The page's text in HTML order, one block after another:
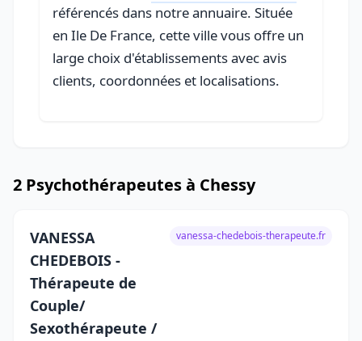
référencés dans notre annuaire. Située
en Ile De France, cette ville vous offre un
large choix d'établissements avec avis
clients, coordonnées et localisations.
2 Psychothérapeutes à Chessy
VANESSA
CHEDEBOIS -
Thérapeute de
Couple/
Sexothérapeute /
vanessa-chedebois-therapeute.fr